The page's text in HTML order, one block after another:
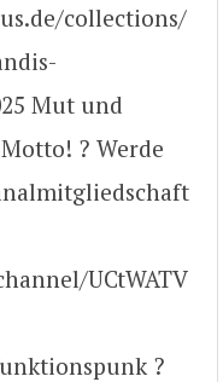
collections/
Mut und
? Werde
UCtWATV
?